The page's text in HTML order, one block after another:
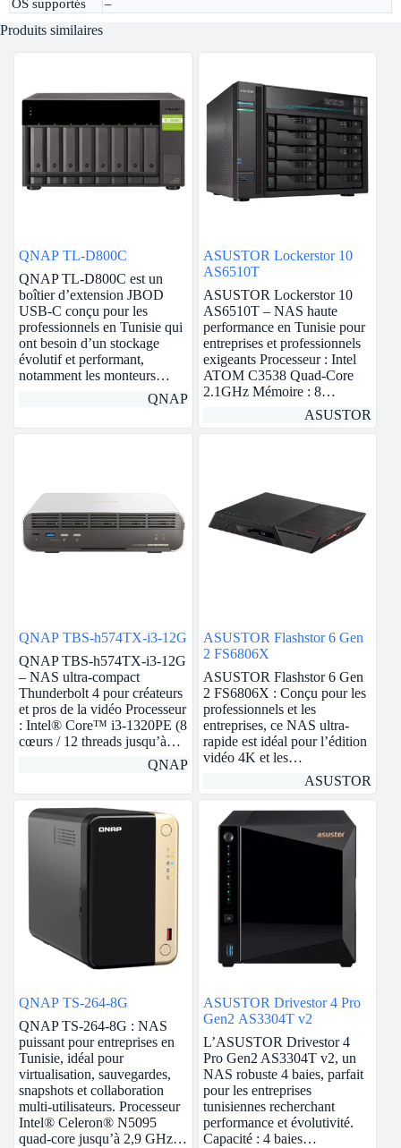
OS supportés –
Produits similaires
QNAP TL-D800C
QNAP TL-D800C est un
boîtier d’extension JBOD
USB-C conçu pour les
professionnels en Tunisie qui
ont besoin d’un stockage
évolutif et performant,
notamment les monteurs…
QNAP
ASUSTOR Lockerstor 10
AS6510T
ASUSTOR Lockerstor 10
AS6510T – NAS haute
performance en Tunisie pour
entreprises et professionnels
exigeants Processeur : Intel
ATOM C3538 Quad-Core
2.1GHz Mémoire : 8…
ASUSTOR
QNAP TBS-h574TX-i3-12G
QNAP TBS-h574TX-i3-12G
– NAS ultra-compact
Thunderbolt 4 pour créateurs
et pros de la vidéo Processeur
: Intel® Core™ i3-1320PE (8
cœurs / 12 threads jusqu’à…
QNAP
ASUSTOR Flashstor 6 Gen
2 FS6806X
ASUSTOR Flashstor 6 Gen
2 FS6806X : Conçu pour les
professionnels et les
entreprises, ce NAS ultra-
rapide est idéal pour l’édition
vidéo 4K et les…
ASUSTOR
QNAP TS-264-8G
QNAP TS-264-8G : NAS
puissant pour entreprises en
Tunisie, idéal pour
virtualisation, sauvegardes,
snapshots et collaboration
multi-utilisateurs. Processeur
Intel® Celeron® N5095
quad-core jusqu’à 2,9 GHz…
ASUSTOR Drivestor 4 Pro
Gen2 AS3304T v2
L’ASUSTOR Drivestor 4
Pro Gen2 AS3304T v2, un
NAS robuste 4 baies, parfait
pour les entreprises
tunisiennes recherchant
performance et évolutivité.
Capacité : 4 baies…